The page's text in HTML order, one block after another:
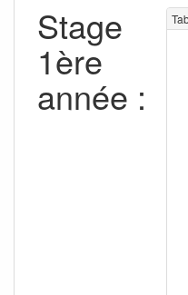
Stage
1ère
année :